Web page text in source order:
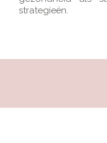
strategieën.